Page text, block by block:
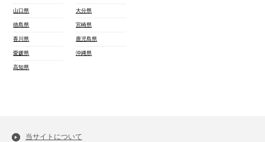
山口県
徳島県
香川県
愛媛県
高知県
大分県
宮崎県
鹿児島県
沖縄県
当サイトについて